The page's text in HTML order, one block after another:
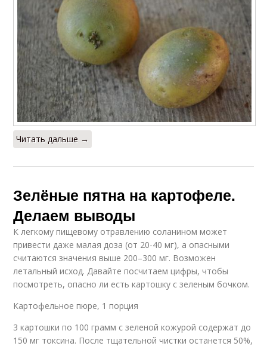
Читать дальше →
Зелёные пятна на картофеле.
Делаем выводы
К легкому пищевому отравлению соланином может
привести даже малая доза (от 20-40 мг), а опасными
считаются значения выше 200–300 мг. Возможен
летальный исход. Давайте посчитаем цифры, чтобы
посмотреть, опасно ли есть картошку с зеленым бочком.
Картофельное пюре, 1 порция
3 картошки по 100 грамм с зеленой кожурой содержат до
150 мг токсина. После тщательной чистки останется 50%,